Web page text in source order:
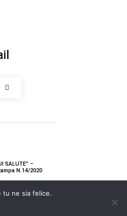
SALUTE” –
N.14/2020
tu ne sia felice.